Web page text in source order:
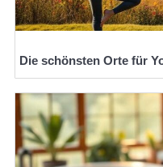
Die schönsten Orte für